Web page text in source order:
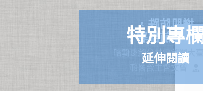
特別專欄
延伸閱讀
增肌防跌，
如何超前部署？
臺大醫院雲林分院復健部
曾文哲主治醫師